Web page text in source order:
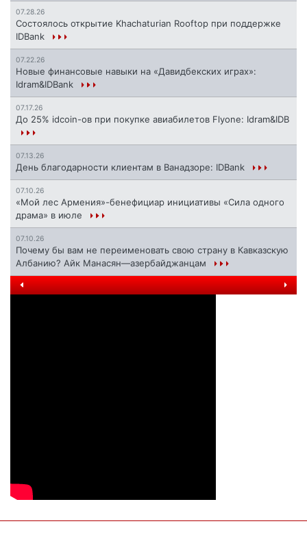
07.28.26
Состоялось открытие Khachaturian Rooftop при поддержке
IDBank
07.22.26
Новые финансовые навыки на «Давидбекских играх»:
Idram&IDBank
07.17.26
До 25% idcoin-ов при покупке авиабилетов Flyone: Idram&IDB
07.13.26
День благодарности клиентам в Ванадзоре: IDBank
07.10.26
«Мой лес Армения»-бенефициар инициативы «Сила одного
драма» в июле
07.10.26
Почему бы вам не переименовать свою страну в Кавказскую
Албанию? Айк Манасян—азербайджанцам